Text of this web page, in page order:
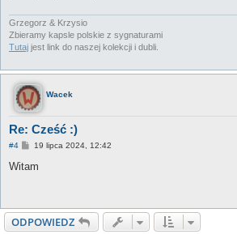
Grzegorz & Krzysio
Zbieramy kapsle polskie z sygnaturami
Tutaj jest link do naszej kolekcji i dubli.
Wacek
Re: Cześć :)
#4
P
s
19 lipca 2024, 12:42
Witam
ODPOWIEDZ